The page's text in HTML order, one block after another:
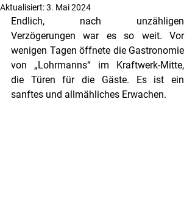
Aktualisiert:3. Mai 2024
Endlich, nach unzähligen
Verzögerungen war es so weit. Vor
wenigen Tagen öffnete die Gastronomie
von „Lohrmanns“ im Kraftwerk-Mitte,
die Türen für die Gäste. Es ist ein
sanftes und allmähliches Erwachen.